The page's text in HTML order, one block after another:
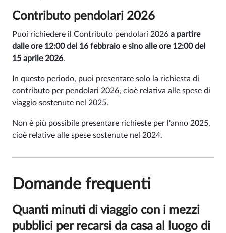
Contributo pendolari 2026
Puoi richiedere il Contributo pendolari 2026 a partire
dalle ore 12:00 del 16 febbraio e sino alle ore 12:00 del
15 aprile 2026.
In questo periodo, puoi presentare solo la richiesta di
contributo per pendolari 2026, cioè relativa alle spese di
viaggio sostenute nel 2025.
Non è più possibile presentare richieste per l'anno 2025,
cioè relative alle spese sostenute nel 2024.
Domande frequenti
Quanti minuti di viaggio con i mezzi
pubblici per recarsi da casa al luogo di